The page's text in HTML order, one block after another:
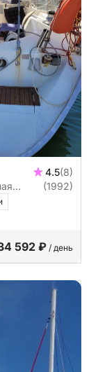
4.5(8)
(1992)
592 ₽ / день